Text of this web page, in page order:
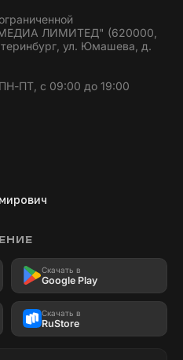
МЕДИА ЛИМИТЕД" (620000,
ул. Юмашева, д.
ПТ, с 09:00 до 19:00
Скачать в
Google Play
Скачать в
RuStore